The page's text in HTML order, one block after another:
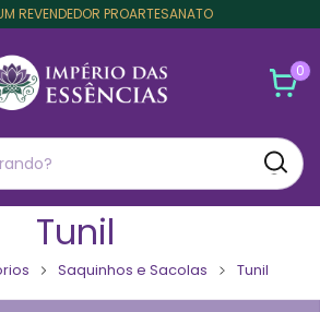
REVENDEDOR PROARTESANATO
0
Tunil
Saquinhos e Sacolas Tunil